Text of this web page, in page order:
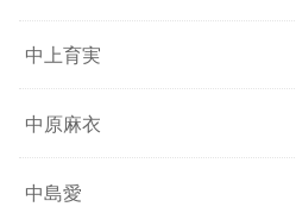
中上育実
中原麻衣
中島愛